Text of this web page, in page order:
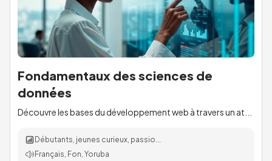
Fondamentaux des sciences de
données
Découvre les bases du développement web à travers un at...
Débutants, jeunes curieux, passio...
Français, Fon, Yoruba